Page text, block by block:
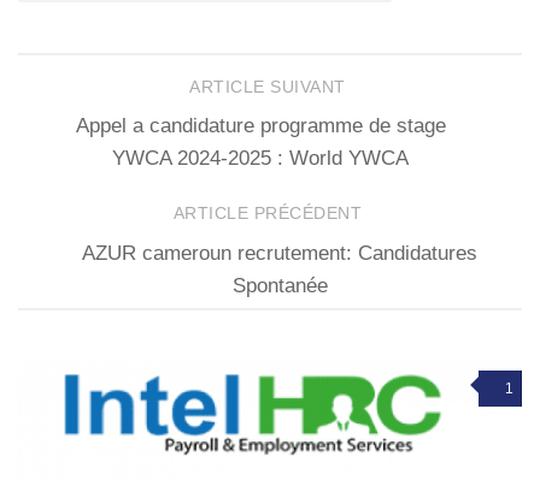
ARTICLE SUIVANT
Appel a candidature programme de stage
YWCA 2024-2025 : World YWCA
ARTICLE PRÉCÉDENT
AZUR cameroun recrutement: Candidatures
Spontanée
1